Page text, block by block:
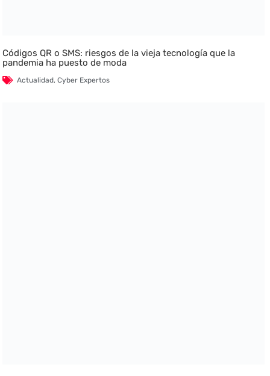
Códigos QR o SMS: riesgos de la vieja tecnología que la
pandemia ha puesto de moda
Actualidad,Cyber Expertos